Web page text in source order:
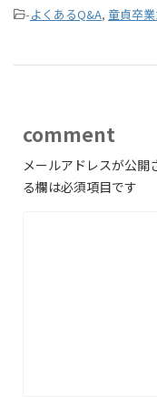
-よくあるQ&A, 童貞卒
comment
メールアドレスが公開
る欄は必須項目です